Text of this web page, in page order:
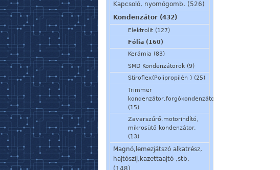
Kapcsoló, nyomógomb. (526)
Kondenzátor (432)
Elektrolit (127)
Fólia (160)
Kerámia (83)
SMD Kondenzátorok (9)
Stiroflex(Polipropilén ) (25)
Trimmer
kondenzátor,forgókondenzátor
(15)
Zavarszűrő,motorindító,
mikrosütő kondenzátor.
(13)
Magnó,lemezjátszó alkatrész,
hajtószíj,kazettaajtó ,stb.
(148)